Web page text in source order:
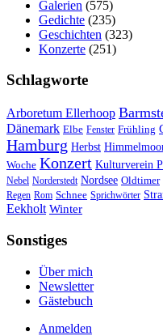
Galerien (575)
Gedichte (235)
Geschichten (323)
Konzerte (251)
Schlagworte
Arboretum Ellerhoop
Dänemark Elbe Fenster Frühling
Hamburg Herbst
Woche Konzert Kulturverein
Nebel Norderstedt Nordsee Oldtimer
Regen Rom Schnee Sprichwörter
Eekholt Winter
Sonstiges
Über mich
Newsletter
Gästebuch
Anmelden